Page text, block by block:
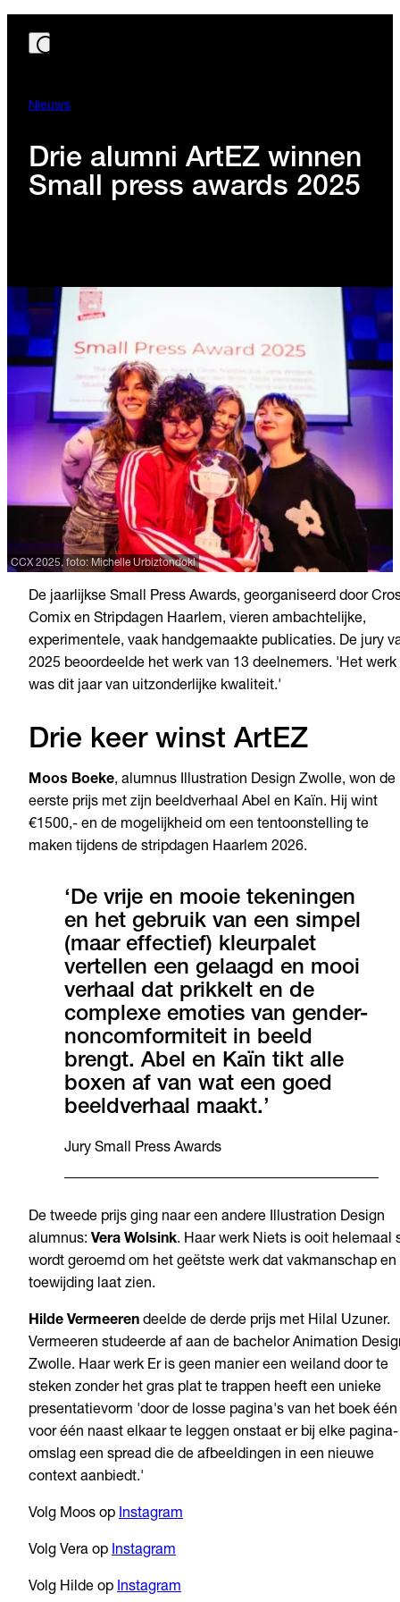
Nieuws
Drie alumni ArtEZ winnen
Small press awards 2025
CCX 2025, foto: Michelle Urbiztondokl
De jaarlijkse Small Press Awards, georganiseerd door
Comix en Stripdagen Haarlem, vieren ambachtelijke,
experimentele, vaak handgemaakte publicaties. De jury
2025 beoordeelde het werk van 13 deelnemers. 'Het werk
was dit jaar van uitzonderlijke kwaliteit.'
Drie keer winst ArtEZ
Moos Boeke, alumnus Illustration Design Zwolle, won de
eerste prijs met zijn beeldverhaal Abel en Kaïn. Hij wint
€1500,- en de mogelijkheid om een tentoonstelling te
maken tijdens de stripdagen Haarlem 2026.
‘De vrije en mooie tekeningen
en het gebruik van een simpel
(maar effectief) kleurpalet
vertellen een gelaagd en mooi
verhaal dat prikkelt en de
complexe emoties van gender-
noncomformiteit in beeld
brengt. Abel en Kaïn tikt alle
boxen af van wat een goed
beeldverhaal maakt.’
Jury Small Press Awards
De tweede prijs ging naar een andere Illustration Design
alumnus: Vera Wolsink. Haar werk Niets is ooit helemaal
wordt geroemd om het geëtste werk dat vakmanschap en
toewijding laat zien.
Hilde Vermeeren deelde de derde prijs met Hilal Uzuner.
Vermeeren studeerde af aan de bachelor Animation
Zwolle. Haar werk Er is geen manier een weiland door te
steken zonder het gras plat te trappen heeft een unieke
presentatievorm 'door de losse pagina's van het boek één
voor één naast elkaar te leggen onstaat er bij elke pagina-
omslag een spread die de afbeeldingen in een nieuwe
context aanbiedt.'
Volg Moos op Instagram
Volg Vera op Instagram
Volg Hilde op Instagram